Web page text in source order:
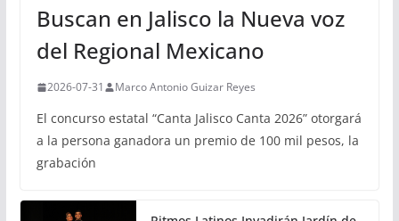
Buscan en Jalisco la Nueva voz
del Regional Mexicano
2026-07-31 Marco Antonio Guizar Reyes
El concurso estatal “Canta Jalisco Canta 2026” otorgará
a la persona ganadora un premio de 100 mil pesos, la
grabación